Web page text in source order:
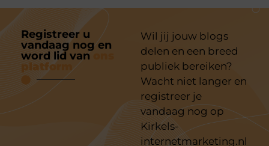
Registreer u
vandaag nog en
word lid van
platform
Wil jij jouw blogs
delen en een breed
publiek bereiken?
Wacht niet langer en
registreer je
vandaag nog op
Kirkels-
internetmarketing.nl